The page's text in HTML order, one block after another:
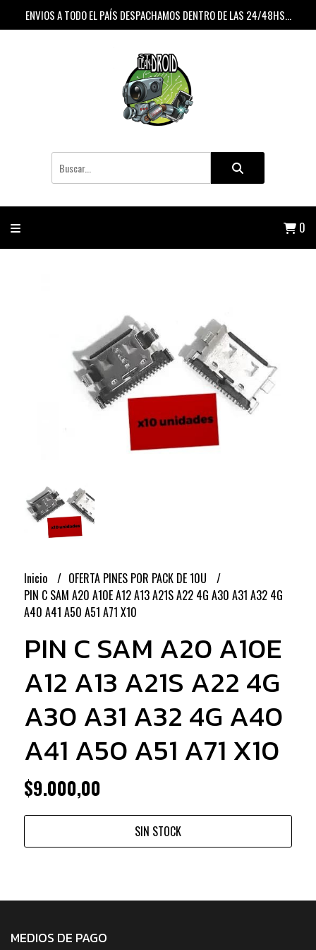
ENVIOS A TODO EL PAÍS DESPACHAMOS DENTRO DE LAS 24/48HS...
0
Inicio
OFERTA PINES POR PACK DE 10U
PIN C SAM A20 A10E A12 A13 A21S A22 4G A30 A31 A32 4G
A40 A41 A50 A51 A71 X10
PIN C SAM A20 A10E
A12 A13 A21S A22 4G
A30 A31 A32 4G A40
A41 A50 A51 A71 X10
$9.000,00
SIN STOCK
MEDIOS DE PAGO